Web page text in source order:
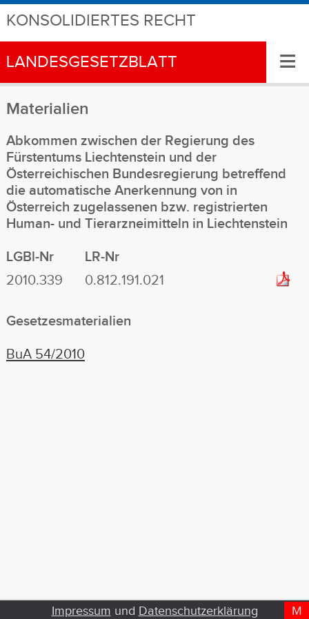
KONSOLIDIERTES RECHT
LANDESGESETZBLATT ≡
Materialien
Abkommen zwischen der Regierung des
Fürstentums Liechtenstein und der
Österreichischen Bundesregierung betreffend
die automatische Anerkennung von in
Österreich zugelassenen bzw. registrierten
Human- und Tierarzneimitteln in Liechtenstein
LGBl-Nr
LR-Nr
2010.339
0.812.191.021
Gesetzesmaterialien
BuA 54/2010
D
T
M
Impressum und Datenschutzerklärung